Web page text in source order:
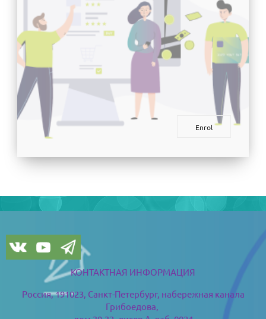
Enrol
ブロック
КОНТАКТНАЯ ИНФОРМАЦИЯ
Россия, 191023, Санкт-Петербург, набережная канала
Грибоедова,